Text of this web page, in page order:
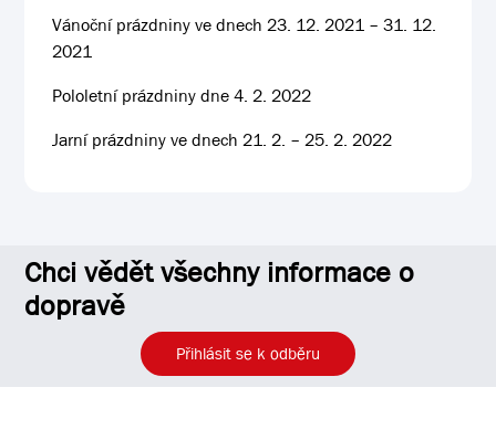
Vánoční prázdniny ve dnech 23. 12. 2021 – 31. 12.
2021
Pololetní prázdniny dne 4. 2. 2022
Jarní prázdniny ve dnech 21. 2. – 25. 2. 2022
Chci vědět všechny informace o
dopravě
Přihlásit se k odběru